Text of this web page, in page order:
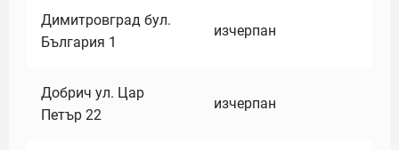
Димитровград бул.
България 1
изчерпан
Добрич ул. Цар
Петър 22
изчерпан